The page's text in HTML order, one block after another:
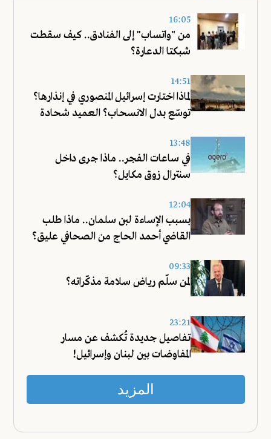
16:05
من "واتساب" إلى الفنادق.. كيف سقطت
شبكتا الدعارة؟
14:51
لماذا اختارت إسرائيل المنصوري في إنذارها؟
توسّع بدل الانسحاب؟ العميد شحادة
13:48
في ساعات الفجر.. ماذا جرى داخل
سنترال زوق مكايل؟
12:04
بسبب الإساءة لبن سلمان.. ماذا طلب
القاضي أحمد الحاج من الصحافي عليق؟
09:33
لمن سلّم رياض سلامة مذكّراته؟
23:21
تفاصيل جديدة تُكشف عن مسار
المفاوضات بين لبنان وإسرائيل!
المزيد